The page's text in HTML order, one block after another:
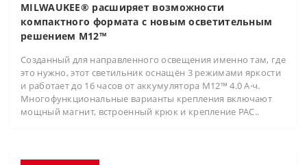
MILWAUKEE® расширяет возможности
компактного формата с новым осветительным
решением M12™
Созданный для направленного освещения именно там, где
это нужно, этот светильник оснащён 3 режимами яркости
и работает до 16 часов от аккумулятора M12™ 4.0 А·ч.
Многофункциональные варианты крепления включают
мощный магнит, встроенный крюк и крепление PAC..